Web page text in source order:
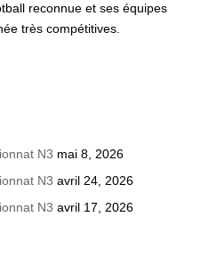
reconnue et ses équipes
très compétitives.
N3 mai 8, 2026
N3 avril 24, 2026
N3 avril 17, 2026